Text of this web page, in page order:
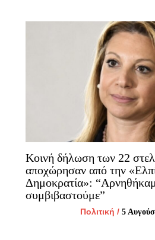
Κοινή δήλωση των 22
αποχώρησαν από την
Δημοκρατία»:
συμβιβαστούμε”
Πολιτική / 5